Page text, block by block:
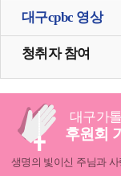
대구cpbc 영상
청취자 참여
대구가
후원회
생명의 빛이신 주님과